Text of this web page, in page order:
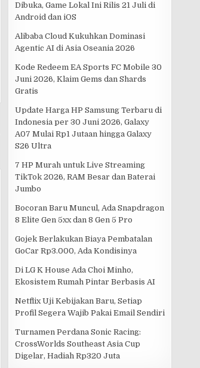
Dibuka, Game Lokal Ini Rilis 21 Juli di
Android dan iOS
Alibaba Cloud Kukuhkan Dominasi
Agentic AI di Asia Oseania 2026
Kode Redeem EA Sports FC Mobile 30
Juni 2026, Klaim Gems dan Shards
Gratis
Update Harga HP Samsung Terbaru di
Indonesia per 30 Juni 2026, Galaxy
A07 Mulai Rp1 Jutaan hingga Galaxy
S26 Ultra
7 HP Murah untuk Live Streaming
TikTok 2026, RAM Besar dan Baterai
Jumbo
Bocoran Baru Muncul, Ada Snapdragon
8 Elite Gen 5xx dan 8 Gen 5 Pro
Gojek Berlakukan Biaya Pembatalan
GoCar Rp3.000, Ada Kondisinya
Di LG K House Ada Choi Minho,
Ekosistem Rumah Pintar Berbasis AI
Netflix Uji Kebijakan Baru, Setiap
Profil Segera Wajib Pakai Email Sendiri
Turnamen Perdana Sonic Racing:
CrossWorlds Southeast Asia Cup
Digelar, Hadiah Rp320 Juta